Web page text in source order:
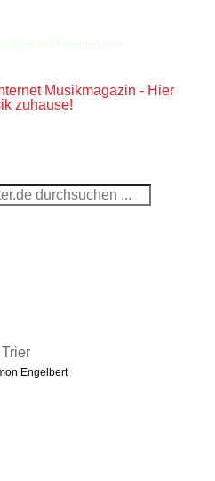
Engelbert